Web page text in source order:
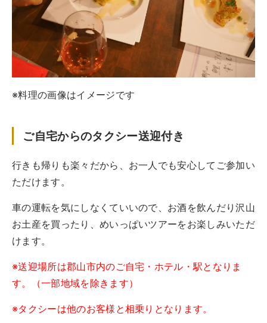
※料理の画像はイメージです
ご自宅からのタクシー送迎付き
行きも帰りも楽々だから、お一人でも安心してご参加い
ただけます。
車の運転を気にしなくていいので、お酒を飲んだり沢山
お土産を買ったり、めいっぱいツアーをお楽しみいただ
けます。
※送迎場所は郡山市内のご自宅・ホテル・駅となりま
す。（一部地域を除きます）
※タクシーは他のお客様と相乗りとなります。